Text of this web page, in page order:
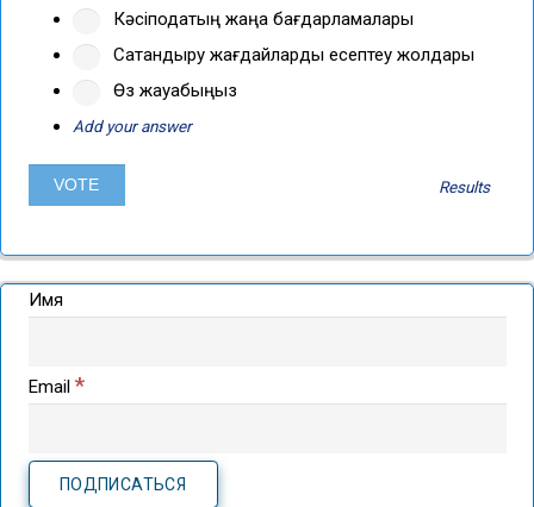
Кәсіподақтың жаңа бағдарламалары
Сақтандыру жағдайларды есептеу жолдары
Өз жауабыңыз
Add your answer
Results
Имя
Email *